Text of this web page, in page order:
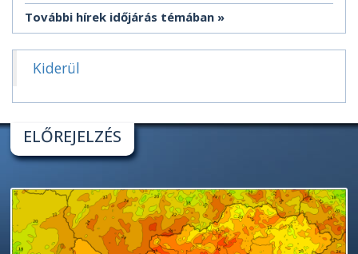
További hírek időjárás témában
Kiderül
ELŐREJELZÉS